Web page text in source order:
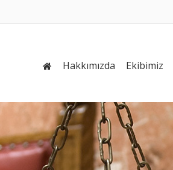
Hakkımızda Ekibimiz